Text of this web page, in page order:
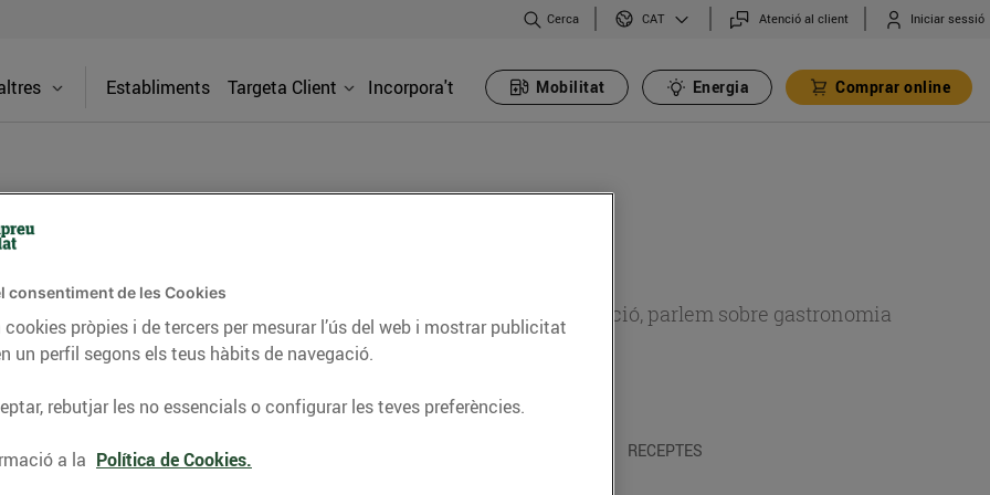
Cerca CAT Atenció al client Iniciar sessió
Establiments Targeta Client Incorpora't Mobilitat Energia Comprar online
consells nutricionals, informació d’actualitat sobre alimentació, parlem sobre gastronomia
del nostre territori i molts altres temes.
CONSELLS I HÀBITS SALUDABLES RECEPTES
consentiment de les Cookies
pròpies i de tercers per mesurar l’ús del web i mostrar publicitat
un perfil segons els teus hàbits de navegació.
rebutjar les no essencials o configurar les teves preferències.
a la Política de Cookies.